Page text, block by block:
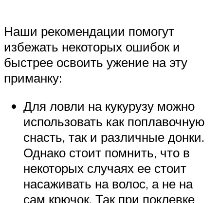
Наши рекомендации помогут
избежать некоторых ошибок и
быстрее освоить ужение на эту
приманку:
Для ловли на кукурузу можно
использовать как поплавочную
снасть, так и различные донки.
Однако стоит помнить, что в
некоторых случаях ее стоит
насаживать на волос, а не на
сам крючок. Так при поклевке